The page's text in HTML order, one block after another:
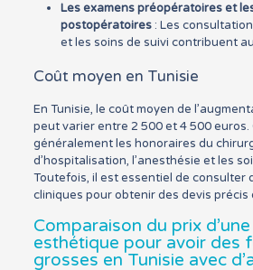
Les examens préopératoires et
postopératoires: Les
et les soins de suivi contribuent
Coût moyen en Tunisie
En Tunisie, le coût moyen de
peut varier entre 2 500 et 4 500 euros.
généralement les honoraires du
d’hospitalisation, l’anesthésie et les
Toutefois, il est essentiel de consulter
cliniques pour obtenir des devis précis
Comparaison du prix
esthétique pour avoir des
grosses en Tunisie avec